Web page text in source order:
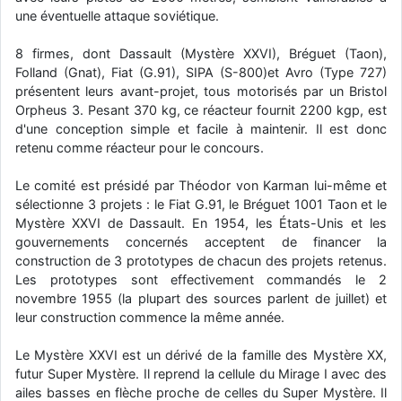
une éventuelle attaque soviétique.
8 firmes, dont Dassault (Mystère XXVI), Bréguet (Taon),
Folland (Gnat), Fiat (G.91), SIPA (S-800)et Avro (Type 727)
présentent leurs avant-projet, tous motorisés par un Bristol
Orpheus 3. Pesant 370 kg, ce réacteur fournit 2200 kgp, est
d'une conception simple et facile à maintenir. Il est donc
retenu comme réacteur pour le concours.
Le comité est présidé par Théodor von Karman lui-même et
sélectionne 3 projets : le Fiat G.91, le Bréguet 1001 Taon et le
Mystère XXVI de Dassault. En 1954, les États-Unis et les
gouvernements concernés acceptent de financer la
construction de 3 prototypes de chacun des projets retenus.
Les prototypes sont effectivement commandés le 2
novembre 1955 (la plupart des sources parlent de juillet) et
leur construction commence la même année.
Le Mystère XXVI est un dérivé de la famille des Mystère XX,
futur Super Mystère. Il reprend la cellule du Mirage I avec des
ailes basses en flèche proche de celles du Super Mystère. Il